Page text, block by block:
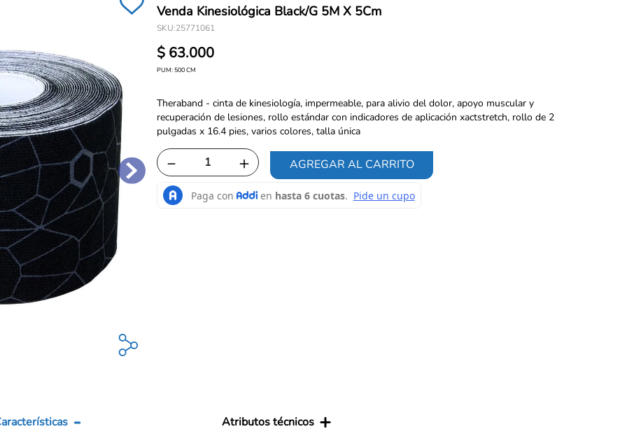
Venda Kinesiológica Black/G 5M X 5Cm
SKU:25771061
$ 63.000
PUM:500CM
Theraband - cinta de kinesiología, impermeable, para alivio del dolor, apoyo muscular y
recuperación de lesiones, rollo estándar con indicadores de aplicación xactstretch, rollo de 2
pulgadas x 16.4 pies, varios colores, talla única
＋
－ AGREGAR AL CARRITO
Atributos técnicos